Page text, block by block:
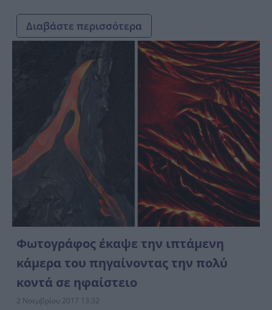
Διαβάστε περισσότερα
Φωτογράφος έκαψε την ιπτάμενη
κάμερα του πηγαίνοντας την πολύ
κοντά σε ηφαίστειο
2 Νοεμβρίου 2017 13:32